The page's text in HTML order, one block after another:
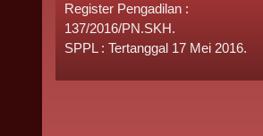
Register Pengadilan :
137/2016/PN.SKH.
SPPL : Tertanggal 17 Mei 2016.